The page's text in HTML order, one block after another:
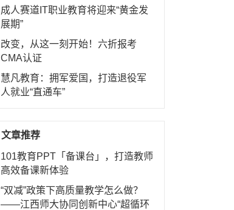
成人赛道IT职业教育将迎来“黄金发
展期”
改变，从这一刻开始！六折报考
CMA认证
慧凡教育：拥军爱国，打造退役军
人就业“直通车”
文章推荐
101教育PPT「备课台」，打造教师
高效备课新体验
“双减”政策下高质量教学怎么做？
——江西师大协同创新中心“超循环